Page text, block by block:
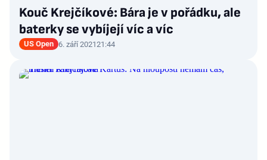
Kouč Krejčíkové: Bára je v pořádku, ale
baterky se vybíjejí víc a víc
US Open 6. září 202121:44